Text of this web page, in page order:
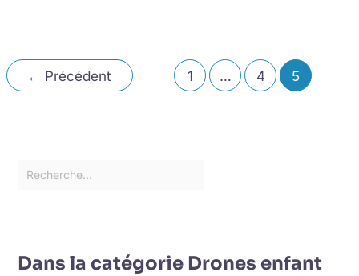
← Précédent 1 … 4 5
Dans la catégorie Drones enfant